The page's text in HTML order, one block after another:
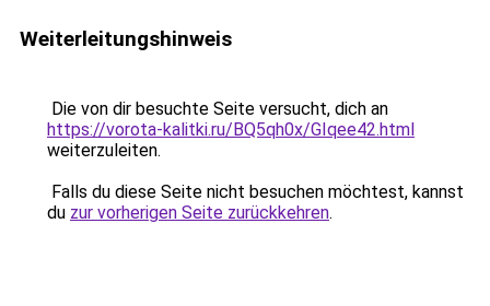
Weiterleitungshinweis
Die von dir besuchte Seite versucht, dich an
https://vorota-kalitki.ru/BQ5qh0x/GIqee42.html
weiterzuleiten.
Falls du diese Seite nicht besuchen möchtest, kannst
du zur vorherigen Seite zurückkehren.